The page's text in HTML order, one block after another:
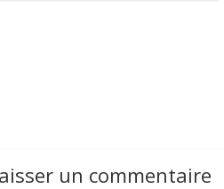
un commentaire